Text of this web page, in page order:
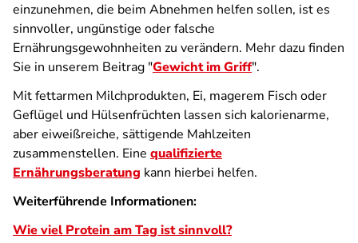
einzunehmen, die beim Abnehmen helfen sollen, ist es
sinnvoller, ungünstige oder falsche
Ernährungsgewohnheiten zu verändern. Mehr dazu finden
Sie in unserem Beitrag "Gewicht im Griff".
Mit fettarmen Milchprodukten, Ei, magerem Fisch oder
Geflügel und Hülsenfrüchten lassen sich kalorienarme,
aber eiweißreiche, sättigende Mahlzeiten
zusammenstellen. Eine qualifizierte
Ernährungsberatung kann hierbei helfen.
Weiterführende Informationen:
Wie viel Protein am Tag ist sinnvoll?